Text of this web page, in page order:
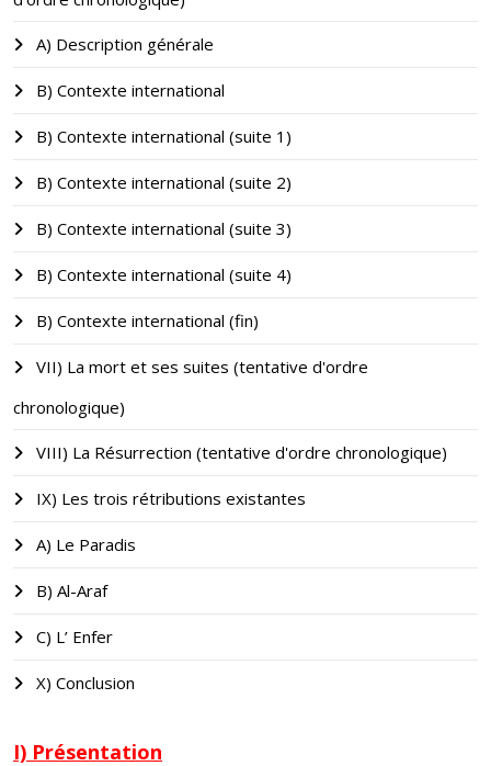
A) Description générale
B) Contexte international
B) Contexte international (suite 1)
B) Contexte international (suite 2)
B) Contexte international (suite 3)
B) Contexte international (suite 4)
B) Contexte international (fin)
VII) La mort et ses suites (tentative d'ordre
chronologique)
VIII) La Résurrection (tentative d'ordre chronologique)
IX) Les trois rétributions existantes
A) Le Paradis
B) Al-Araf
C) L’ Enfer
X) Conclusion
I) Présentation